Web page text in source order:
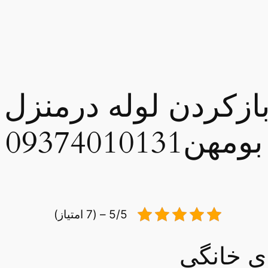
لوله درمنزل
بومهن09374010131
5/5 – (7 امتیاز)
خانگی